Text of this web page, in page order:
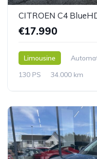
CITROEN C4
€17.990
Limousine
130 PS
34.000 km